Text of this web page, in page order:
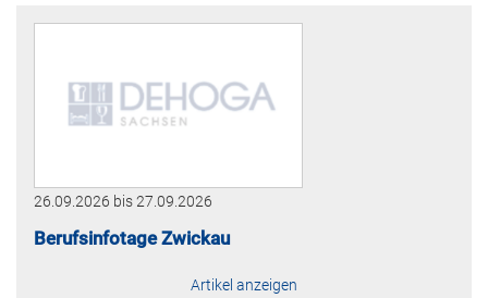
26.09.2026 bis27.09.2026
Berufsinfotage Zwickau
Artikel anzeigen